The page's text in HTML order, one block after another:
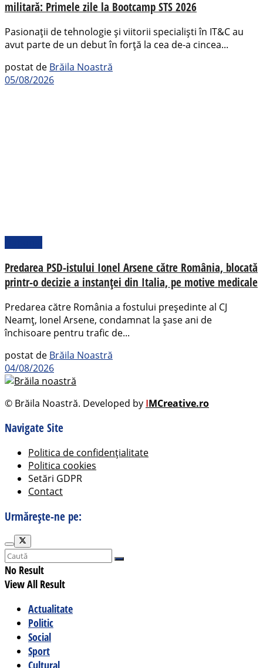
militară: Primele zile la Bootcamp STS 2026
Pasionații de tehnologie și viitorii specialiști în IT&C au
avut parte de un debut în forță la cea de-a cincea...
postat de Brăila Noastră
05/08/2026
Predarea PSD-istului Ionel Arsene către România, blocată
printr-o decizie a instanței din Italia, pe motive medicale
Predarea către România a fostului președinte al CJ
Neamț, Ionel Arsene, condamnat la șase ani de
închisoare pentru trafic de...
postat de Brăila Noastră
04/08/2026
© Brăila Noastră. Developed by IMCreative.ro
Navigate Site
Politica de confidențialitate
Politica cookies
Setări GDPR
Contact
Urmărește-ne pe:
No Result
View All Result
Actualitate
Politic
Social
Sport